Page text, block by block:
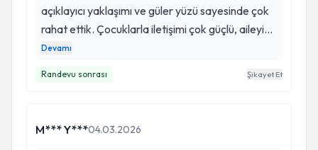
açıklayıcı yaklaşımı ve güler yüzü sayesinde çok
rahat ettik. Çocuklarla iletişimi çok güçlü, aileyi
de her aşamada bilgilendiriyor. Alanında
Devamı
Randevu sonrası Şikayet Et
M*** Y***04.03.2026